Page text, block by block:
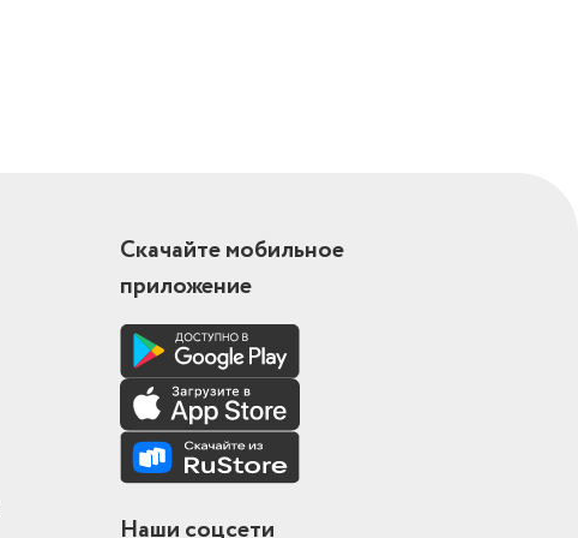
Скачайте мобильное
приложение
Наши соцсети